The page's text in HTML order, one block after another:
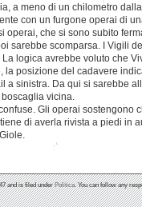
a meno di un chilometro
con un furgone operai di
operai, che si sono subito
sarebbe scomparsa. I Vigili
logica avrebbe voluto che
la posizione del cadavere
a sinistra. Da qui si sarebbe
vicina.
Gli operai sostengono
di averla rivista a piedi in
and is filed underPolitica. You can follow any